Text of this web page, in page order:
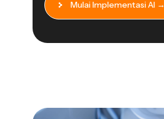
Mulai Implementasi AI →